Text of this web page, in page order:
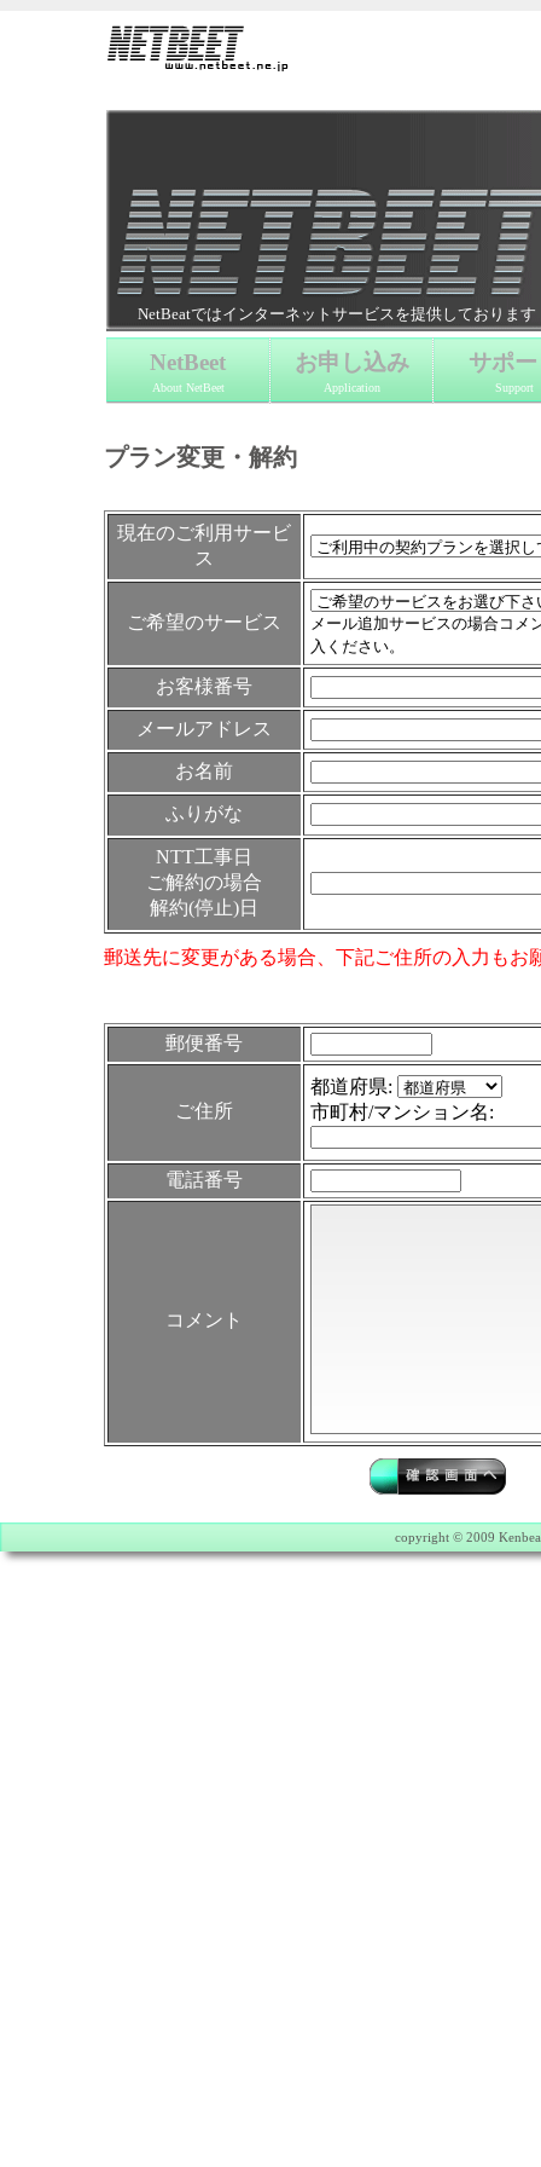
NetBeatではインターネットサービスを提供しております
NetBeet
About NetBeet
お申し込み
Application
サポ
Support
プラン変更・解約
現在のご利用サービ
ス
ご希望のサービス
メール追加サービスの場合コメ
入ください。
お客様番号
メールアドレス
お名前
ふりがな
NTT工事日
ご解約の場合
解約(停止)日
郵送先に変更がある場合、下記ご住所の入力もお
郵便番号
ご住所
都道府県:
市町村/マンション名:
電話番号
コメント
copyright © 2009